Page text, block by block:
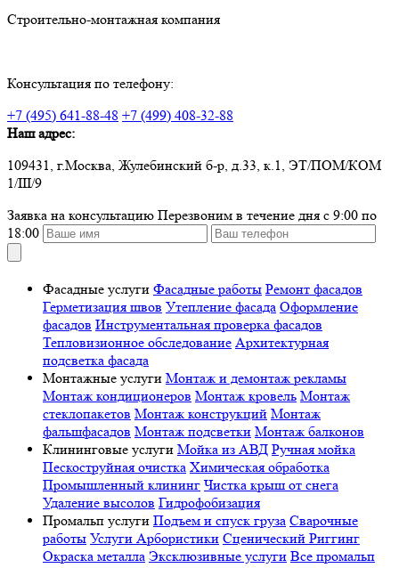
Строительно-монтажная компания
Консультация по телефону:
+7 (495) 641-88-48 +7 (499) 408-32-88
Наш адрес:
109431, г.Москва, Жулебинский б-р, д.33, к.1, ЭТ/ПОМ/КОМ
1/III/9
Заявка на консультацию Перезвоним в течение дня с 9:00 по
18:00
Фасадные услуги Фасадные работы Ремонт фасадов
Герметизация швов Утепление фасада Оформление
фасадов Инструментальная проверка фасадов
Тепловизионное обследование Архитектурная
подсветка фасада
Монтажные услуги Монтаж и демонтаж рекламы
Монтаж кондиционеров Монтаж кровель Монтаж
стеклопакетов Монтаж конструкций Монтаж
фальшфасадов Монтаж подсветки Монтаж балконов
Клининговые услуги Мойка из АВД Ручная мойка
Пескоструйная очистка Химическая обработка
Промышленный клининг Чистка крыш от снега
Удаление высолов Гидрофобизация
Промальп услуги Подъем и спуск груза Сварочные
работы Услуги Арбористики Сценический Риггинг
Окраска металла Эксклюзивные услуги Все промальп